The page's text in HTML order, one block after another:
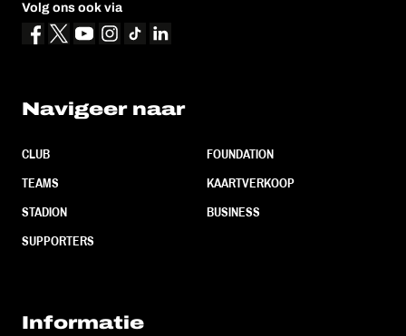
Volg ons ook via
Navigeer naar
CLUB
TEAMS
STADION
SUPPORTERS
FOUNDATION
KAARTVERKOOP
BUSINESS
Informatie